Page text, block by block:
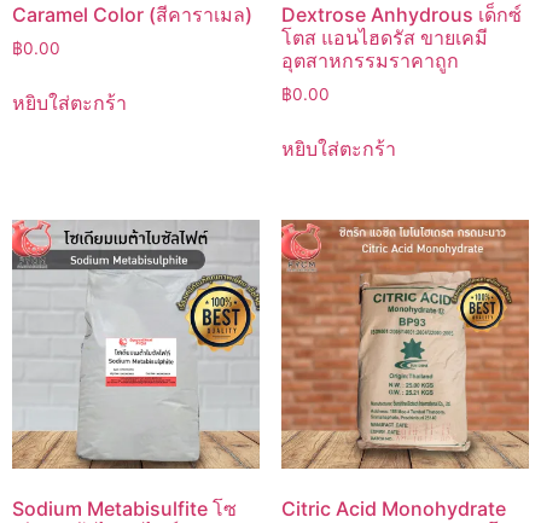
Caramel Color (สีคาราเมล)
฿0.00
หยิบใส่ตะกร้า
Dextrose Anhydrous เด็กซ์
โตส แอนไฮดรัส ขายเคมี
อุตสาหกรรมราคาถูก
฿0.00
หยิบใส่ตะกร้า
Sodium Metabisulfite โซ
Citric Acid Monohydrate